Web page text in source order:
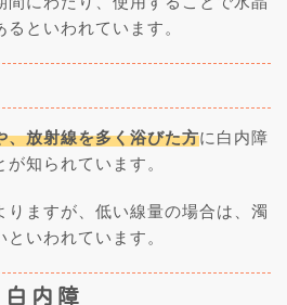
といわれています。
、放射線を多く浴びた方に白内障
知られています。
りますが、低い線量の場合は、濁
いわれています。
内障